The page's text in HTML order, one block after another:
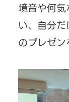
境音や何
い、自分
のプレゼン